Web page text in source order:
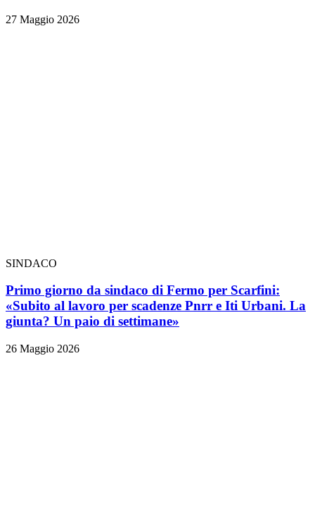
27 Maggio 2026
SINDACO
Primo giorno da sindaco di Fermo per Scarfini:
«Subito al lavoro per scadenze Pnrr e Iti Urbani. La
giunta? Un paio di settimane»
26 Maggio 2026